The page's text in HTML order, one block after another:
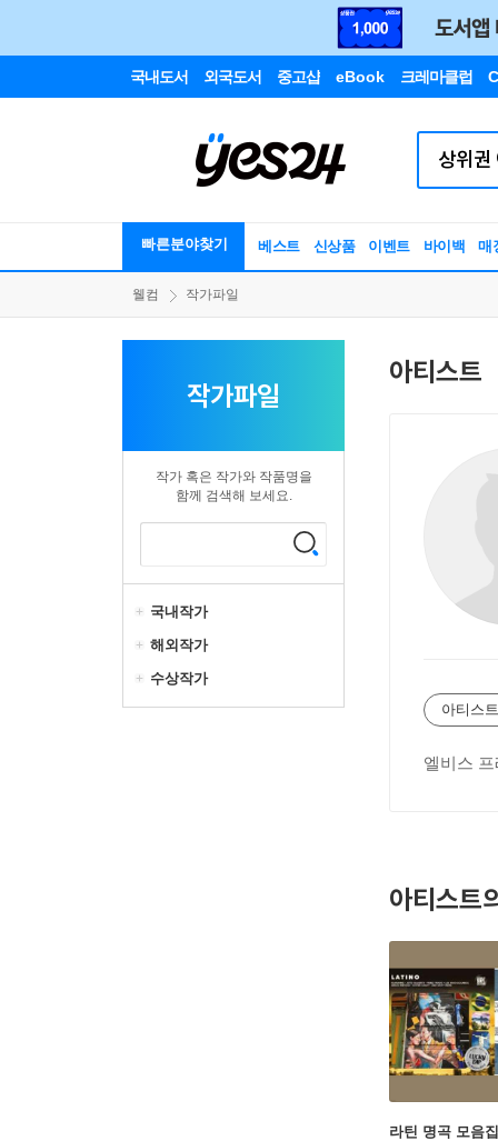
국내도서 외국도서 중고샵 eBook 크레마클럽
빠른분야찾기 베스트 신상품 이벤트 바이백 매
웰컴 작가파일
작가파일
작가 혹은 작가와 작품명을
함께 검색해 보세요.
국내작가
해외작가
수상작가
아티스트
아티스
엘비스
아티스트
라틴 명곡 모음